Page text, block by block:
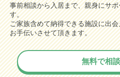
事前相談から入居まで、親身にサ
す。
ご家族含めて納得できる施設に出
お手伝いさせて頂きます。
無料で相